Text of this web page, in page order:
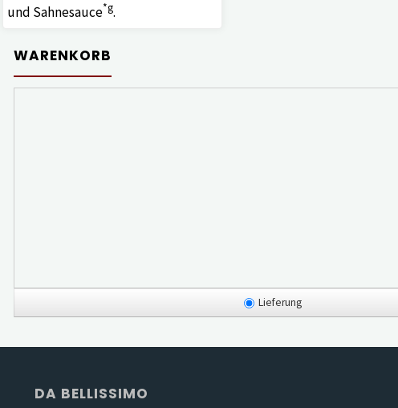
und Sahnesauce*g.
WARENKORB
Lieferung
DA BELLISSIMO